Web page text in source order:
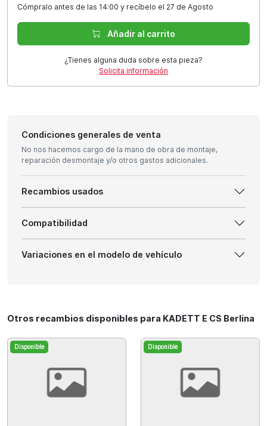
Cómpralo antes de las 14:00 y recíbelo el 27 de Agosto
Añadir al carrito
¿Tienes alguna duda sobre esta pieza?
Solicita información
Condiciones generales de venta
No nos hacemos cargo de la mano de obra de montaje,
reparación desmontaje y/o otros gastos adicionales.
Recambios usados
Compatibilidad
Variaciones en el modelo de vehículo
Otros recambios disponibles para KADETT E CS Berlina
Disponible Disponible